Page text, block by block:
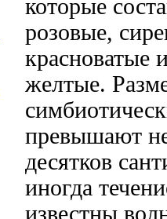
которые
розовые,
красноватые
желтые.
превышают
десятков
иногда
известны